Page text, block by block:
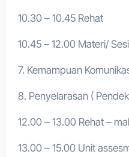
10.30 – 10.45 Rehat
10.45 – 12.00 Materi/
7. Kemampuan
8. Penyelarasan (
12.00 – 13.00 Rehat –
13.00 – 15.00 Unit